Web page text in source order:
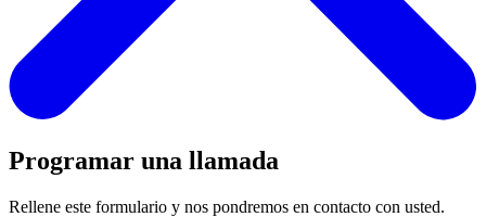
Programar una llamada
Rellene este formulario y nos pondremos en contacto con usted.